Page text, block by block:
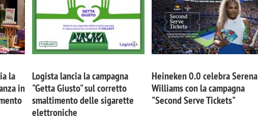
la
in
Logista lancia la campagna
"Getta Giusto" sul corretto
smaltimento delle sigarette
elettroniche
Heineken 0.0 celebra Serena
Williams con la campagna
"Second Serve Tickets"